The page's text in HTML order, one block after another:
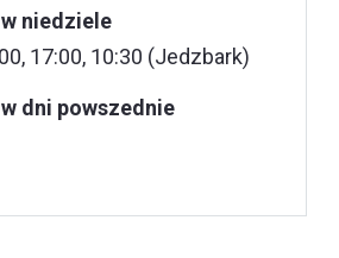
niedziele
17:00, 10:30 (Jedzbark)
dni powszednie